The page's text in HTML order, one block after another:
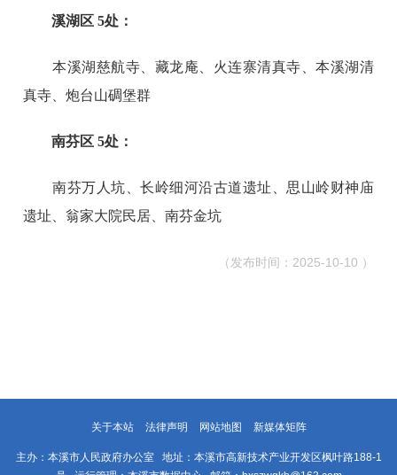
溪湖区 5处：
本溪湖慈航寺、藏龙庵、火连寨清真寺、本溪湖清
真寺、炮台山碉堡群
南芬区 5处：
南芬万人坑、长岭细河沿古道遗址、思山岭财神庙
遗址、翁家大院民居、南芬金坑
（发布时间：2025-10-10 ）
关于本站 法律声明 网站地图 新媒体矩阵
主办：本溪市人民政府办公室 地址：本溪市高新技术产业开发区枫叶路188-1